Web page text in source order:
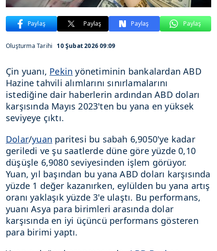
Paylaş Paylaş Paylaş Paylaş
Oluşturma Tarihi 10 Şubat 2026 09:09
Çin yuanı, Pekin yönetiminin bankalardan ABD
Hazine tahvili alımlarını sınırlamalarını
istediğine dair haberlerin ardından ABD doları
karşısında Mayıs 2023'ten bu yana en yüksek
seviyeye çıktı.
Dolar/yuan paritesi bu sabah 6,9050'ye kadar
geriledi ve şu saatlerde düne göre yüzde 0,10
düşüşle 6,9080 seviyesinden işlem görüyor.
Yuan, yıl başından bu yana ABD doları karşısında
yüzde 1 değer kazanırken, eylülden bu yana artış
oranı yaklaşık yüzde 3'e ulaştı. Bu performans,
yuanı Asya para birimleri arasında dolar
karşısında en iyi üçüncü performans gösteren
para birimi yaptı.